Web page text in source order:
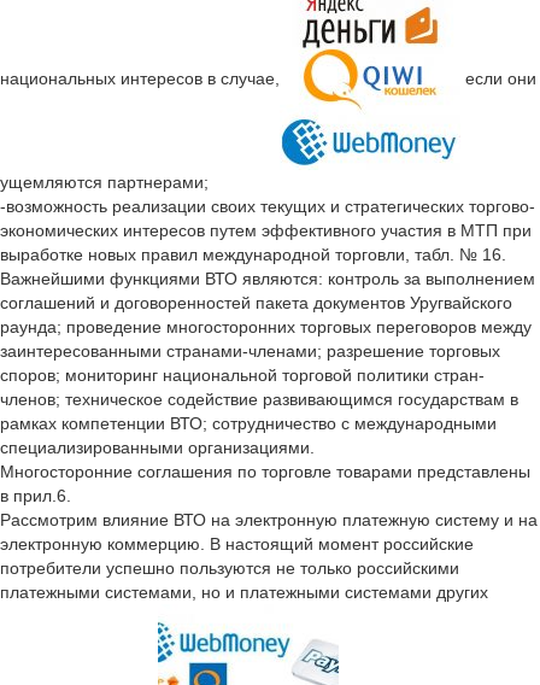
национальных интересов в случае, если они
ущемляются партнерами;
-возможность реализации своих текущих и стратегических торгово-
экономических интересов путем эффективного участия в МТП при
выработке новых правил международной торговли, табл. № 16.
Важнейшими функциями ВТО являются: контроль за выполнением
соглашений и договоренностей пакета документов Уругвайского
раунда; проведение многосторонних торговых переговоров между
заинтересованными странами-членами; разрешение торговых
споров; мониторинг национальной торговой политики стран-
членов; техническое содействие развивающимся государствам в
рамках компетенции ВТО; сотрудничество с международными
специализированными организациями.
Многосторонние соглашения по торговле товарами представлены
в прил.6.
Рассмотрим влияние ВТО на электронную платежную систему и на
электронную коммерцию. В настоящий момент российские
потребители успешно пользуются не только российскими
платежными системами, но и платежными системами других